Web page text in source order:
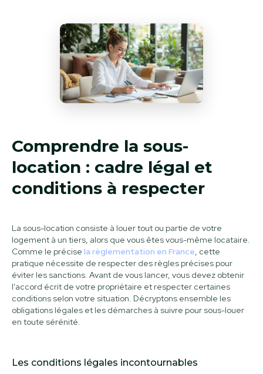
Comprendre la sous-
location : cadre légal et
conditions à respecter
La sous-location consiste à louer tout ou partie de votre
logement à un tiers, alors que vous êtes vous-même locataire.
Comme le précise la règlementation en France, cette
pratique nécessite de respecter des règles précises pour
éviter les sanctions. Avant de vous lancer, vous devez obtenir
l'accord écrit de votre propriétaire et respecter certaines
conditions selon votre situation. Décryptons ensemble les
obligations légales et les démarches à suivre pour sous-louer
en toute sérénité.
Les conditions légales incontournables